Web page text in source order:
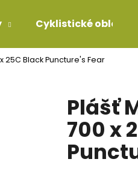
Cyklistické oblečení
25C Black Puncture's Fear
Plášť
700 x